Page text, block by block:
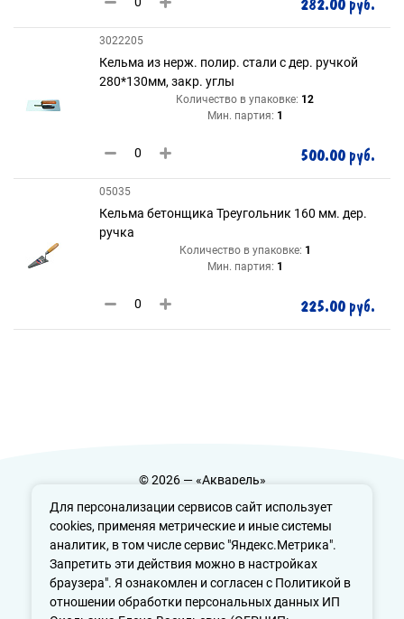
Для персонализации сервисов сайт использует
cookies, применяя метрические и иные системы
аналитик, в том числе сервис "Яндекс.Метрика".
Запретить эти действия можно в настройках
браузера". Я ознакомлен и согласен с Политикой в
отношении обработки персональных данных ИП
282.00 руб.
3022205
Кельма из нерж. полир. стали с дер. ручкой
280*130мм, закр. углы
Количество в упаковке: 12
Мин. партия: 1
500.00 руб.
05035
Кельма бетонщика Треугольник 160 мм. дер.
ручка
Количество в упаковке: 1
Мин. партия: 1
225.00 руб.
© 2026 — «Акварель»
Политика конфиденциальности